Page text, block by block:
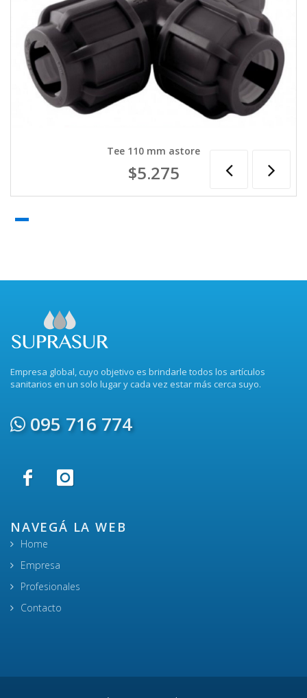
Tee 110 mm astore
$5.275
Empresa global, cuyo objetivo es brindarle todos los artículos
sanitarios en un solo lugar y cada vez estar más cerca suyo.
095 716 774
NAVEGÁ LA WEB
Home
Empresa
Profesionales
Contacto